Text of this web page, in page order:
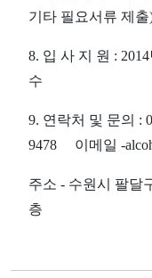
기타 필요서류 제출
8. 입 사 지 원 :
수
9. 연락처 및 문의 :
9478 이메일 -
주소 - 수원시 팔달
층